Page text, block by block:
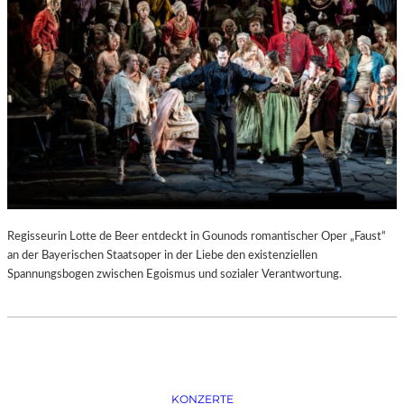
–
K
Ü
N
S
T
L
E
R
,
T
M
Regisseurin Lotte de Beer entdeckt in Gounods romantischer Oper „Faust“
an der Bayerischen Staatsoper in der Liebe den existenziellen
Spannungsbogen zwischen Egoismus und sozialer Verantwortung.
KONZERTE